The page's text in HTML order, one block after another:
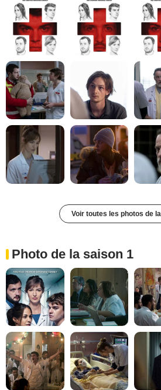
Voir toutes les photos de
Photo de la saison 1